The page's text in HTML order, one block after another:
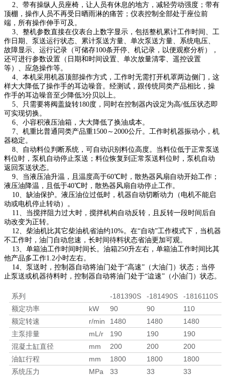
2、带有操纵人员座椅，让人员有休息的地方，减轻劳动强度；带有
顶棚，操作人员不再受日晒雨淋的痛苦；仪表控制全部处于座位前
端，所有操作伸手可及。
3、整机参数直接在仪表台上数字显示，包括整机累计工作时间、工
作日期、泵送运行状态、累计泵送方量、单次泵送方量、系统电压、
故障显示、运行记录（可储存100条开停、机记录，以便观察分析），
还可进行参数设置（日期和时间设置、单次放量清零、遥控设置
等）、应急操作等。
4、本机采用机器顶部操作方式，工作时无需打开机罩两边侧门，这
样大大降低了操作手的耳边噪音。经测试，跟传统同类产品相比，操
作手的耳边噪音至少降低3分贝以上。
5、只需要将阀盖旋转180度，同时在控制器内设定为高/低压状态即
可实现切换。
6、小容积液压油箱，大大降低了换油成本。
7、机重比普通同类产品重1500～2000公斤。工作时机器振动小，机
器稳定。
8、自动料位判断系统，可自动识别料位高度。当料位低于正常泵送
料位时，泵机自动停止泵送；料位恢复到正常泵送料位时，泵机自动
返回泵送状态。
9、当液压油升温，且温度高于60℃时，散热器风扇自动开始工作；
液压油降温，且低于40℃时，散热器风扇自动停止工作。
10、缺油保护。液压油位过低时，机器自动切断动力（电机不能启
动或电机停止转动）。
11、当搅拌阻力过大时，搅拌机构自动反转，且反转一段时间后自
动改变为正转。
12、柴油机比其它柴油机省油约10%。在“自动”工作模式下，当机器
不工作时，油门自动怠速，长时间待料状态省油更加可观。
13、单箱油工作时间时间长。油箱250升左右，单箱油工作时间比其
他产品多工作1.2小时左右。
14、泵送时，控制器自动将油门处于“高速”（大油门）状态；当停
止泵送或机器待料时，控制器自动将油门处于“迨速”（小油门）状态。
系列 -181390S -181490S
-1816110S
额定功率
kW 90 90
110
额定转速
r/min 1480 1480
1480
主泵排量
mL/r 190 190
190
混凝土缸直径
mm 200 200
200
油缸行程
mm 1800 1800
1800
系统压力
MPa 33 33
33